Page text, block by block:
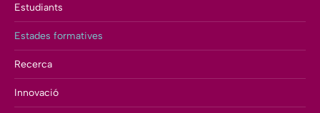
Estudiants
Estades formatives
Recerca
Innovació